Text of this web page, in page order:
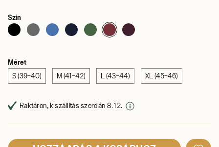
Szín
Méret
S (39–40) M (41–42) L (43–44) XL (45–46)
Raktáron, kiszállítás szerdán 8. 12.